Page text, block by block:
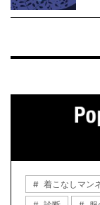
着こなしマン